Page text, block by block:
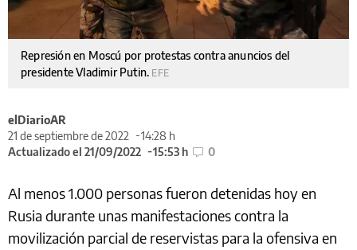
Represión en Moscú por protestas contra anuncios del
presidente Vladimir Putin. EFE
elDiarioAR
21 de septiembre de 2022
14:28 h
Actualizado el 21/09/2022
15:53 h 0
Al menos 1.000 personas fueron detenidas hoy en
Rusia durante unas manifestaciones contra la
movilización parcial de reservistas para la ofensiva en